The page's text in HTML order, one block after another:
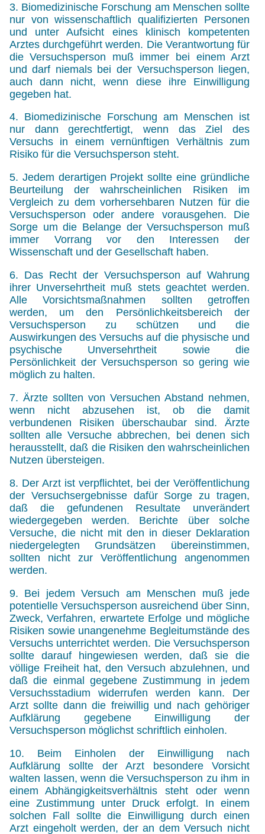
3. Biomedizinische Forschung am Menschen sollte
nur von wissenschaftlich qualifizierten Personen
und unter Aufsicht eines klinisch kompetenten
Arztes durchgeführt werden. Die Verantwortung für
die Versuchsperson muß immer bei einem Arzt
und darf niemals bei der Versuchsperson liegen,
auch dann nicht, wenn diese ihre Einwilligung
gegeben hat.
4. Biomedizinische Forschung am Menschen ist
nur dann gerechtfertigt, wenn das Ziel des
Versuchs in einem vernünftigen Verhältnis zum
Risiko für die Versuchsperson steht.
5. Jedem derartigen Projekt sollte eine gründliche
Beurteilung der wahrscheinlichen Risiken im
Vergleich zu dem vorhersehbaren Nutzen für die
Versuchsperson oder andere vorausgehen. Die
Sorge um die Belange der Versuchsperson muß
immer Vorrang vor den Interessen der
Wissenschaft und der Gesellschaft haben.
6. Das Recht der Versuchsperson auf Wahrung
ihrer Unversehrtheit muß stets geachtet werden.
Alle Vorsichtsmaßnahmen sollten getroffen
werden, um den Persönlichkeitsbereich der
Versuchsperson zu schützen und die
Auswirkungen des Versuchs auf die physische und
psychische Unversehrtheit sowie die
Persönlichkeit der Versuchsperson so gering wie
möglich zu halten.
7. Ärzte sollten von Versuchen Abstand nehmen,
wenn nicht abzusehen ist, ob die damit
verbundenen Risiken überschaubar sind. Ärzte
sollten alle Versuche abbrechen, bei denen sich
herausstellt, daß die Risiken den wahrscheinlichen
Nutzen übersteigen.
8. Der Arzt ist verpflichtet, bei der Veröffentlichung
der Versuchsergebnisse dafür Sorge zu tragen,
daß die gefundenen Resultate unverändert
wiedergegeben werden. Berichte über solche
Versuche, die nicht mit den in dieser Deklaration
niedergelegten Grundsätzen übereinstimmen,
sollten nicht zur Veröffentlichung angenommen
werden.
9. Bei jedem Versuch am Menschen muß jede
potentielle Versuchsperson ausreichend über Sinn,
Zweck, Verfahren, erwartete Erfolge und mögliche
Risiken sowie unangenehme Begleitumstände des
Versuchs unterrichtet werden. Die Versuchsperson
sollte darauf hingewiesen werden, daß sie die
völlige Freiheit hat, den Versuch abzulehnen, und
daß die einmal gegebene Zustimmung in jedem
Versuchsstadium widerrufen werden kann. Der
Arzt sollte dann die freiwillig und nach gehöriger
Aufklärung gegebene Einwilligung der
Versuchsperson möglichst schriftlich einholen.
10. Beim Einholen der Einwilligung nach
Aufklärung sollte der Arzt besondere Vorsicht
walten lassen, wenn die Versuchsperson zu ihm in
einem Abhängigkeitsverhältnis steht oder wenn
eine Zustimmung unter Druck erfolgt. In einem
solchen Fall sollte die Einwilligung durch einen
Arzt eingeholt werden, der an dem Versuch nicht